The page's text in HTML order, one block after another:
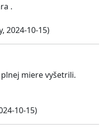
.
2024-10-15)
miere vyšetrili.
10-15)